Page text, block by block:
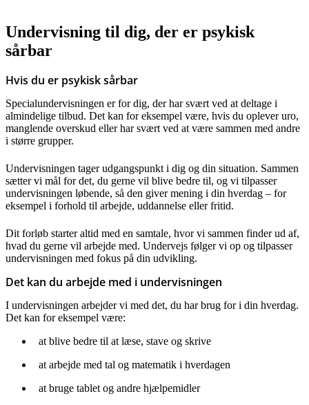
Undervisning til dig, der er psykisk
sårbar
Hvis du er psykisk sårbar
Specialundervisningen er for dig, der har svært ved at deltage i
almindelige tilbud. Det kan for eksempel være, hvis du oplever uro,
manglende overskud eller har svært ved at være sammen med andre
i større grupper.
Undervisningen tager udgangspunkt i dig og din situation. Sammen
sætter vi mål for det, du gerne vil blive bedre til, og vi tilpasser
undervisningen løbende, så den giver mening i din hverdag – for
eksempel i forhold til arbejde, uddannelse eller fritid.
Dit forløb starter altid med en samtale, hvor vi sammen finder ud af,
hvad du gerne vil arbejde med. Undervejs følger vi op og tilpasser
undervisningen med fokus på din udvikling.
Det kan du arbejde med i undervisningen
I undervisningen arbejder vi med det, du har brug for i din hverdag.
Det kan for eksempel være:
at blive bedre til at læse, stave og skrive
at arbejde med tal og matematik i hverdagen
at bruge tablet og andre hjælpemidler